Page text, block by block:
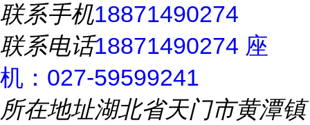
联系手机18871490274
联系电话18871490274 座
机：027-59599241
所在地址湖北省天门市黄潭镇